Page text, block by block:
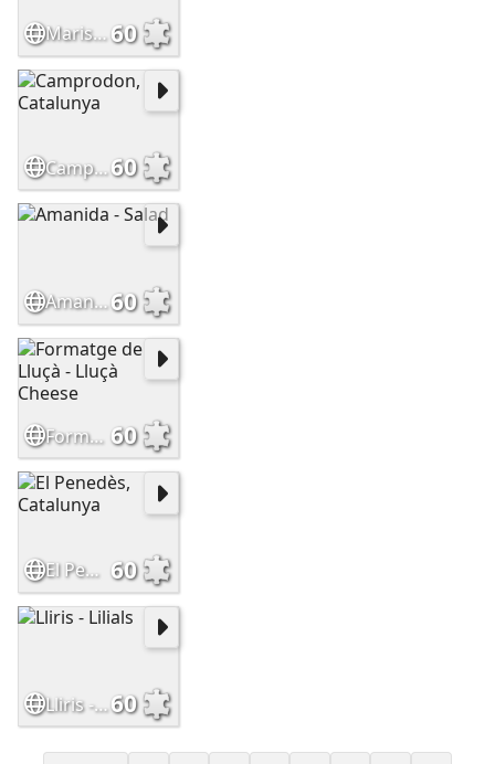
Marisc - Shellfish60
Camprodon, Catalunya60
Amanida - Salad60
Formatge de Lluçà - Lluçà Cheese 60
El Penedès, Catalunya 60
Lliris - Lilials60